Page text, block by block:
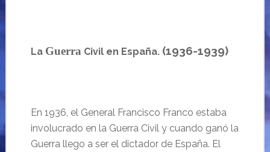
La Guerra Civil en España. (1936-1939)
En 1936, el General Francisco Franco estaba
involucrado en la Guerra Civil y cuando ganó la
Guerra llego a ser el dictador de España. El